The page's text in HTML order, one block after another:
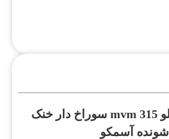
دیسک ترمز جلو mvm 315 سوراخ دار خنک
شونده آسمکو